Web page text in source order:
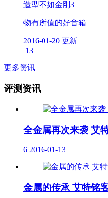
造型不如金刚3
物有所值的好音箱
2016-01-20 更新
13
更多资讯
评测资讯
全金属再次来袭 艾
6 2016-01-13
金属的传承 艾特铭